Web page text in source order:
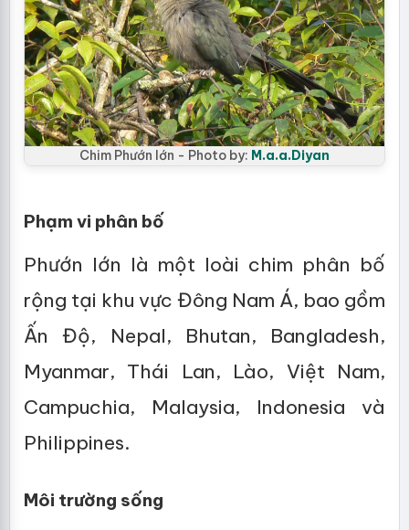
Chim Phướn lớn - Photo by: M.a.a.Diyan
Phạm vi phân bố
Phướn lớn là một loài chim phân bố
rộng tại khu vực Đông Nam Á, bao gồm
Ấn Độ, Nepal, Bhutan, Bangladesh,
Myanmar, Thái Lan, Lào, Việt Nam,
Campuchia, Malaysia, Indonesia và
Philippines.
Môi trường sống